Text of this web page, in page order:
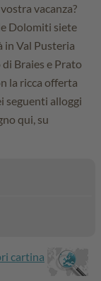
vacanza?
Dolomiti siete
in Val Pusteria
Braies e Prato
la ricca offerta
seguenti alloggi
qui, su
cartina